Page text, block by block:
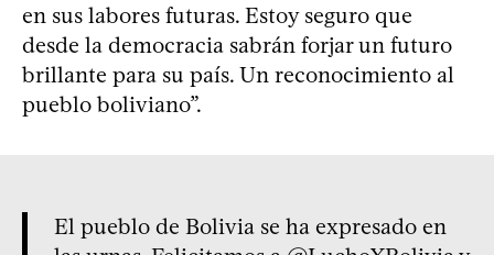
en sus labores futuras. Estoy seguro que
desde la democracia sabrán forjar un futuro
brillante para su país. Un reconocimiento al
pueblo boliviano”.
El pueblo de Bolivia se ha expresado en